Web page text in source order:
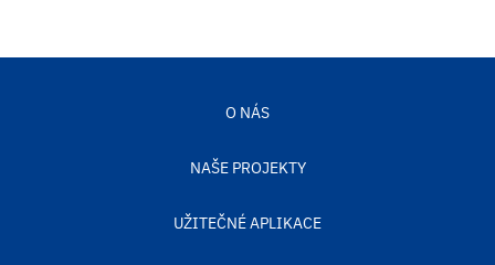
O NÁS
NAŠE PROJEKTY
UŽITEČNÉ APLIKACE